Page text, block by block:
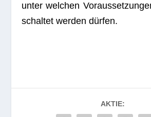
unter wel­chen
schal­tet wer­den dürfen.
AKTIE: